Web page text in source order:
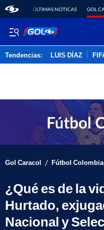
ÚLTIMAS NOTICAS GOL
Tendencias: LUIS DÍAZ
Gol Caracol / Fútbol
¿Qué es de la
Hurtado,
Nacional y